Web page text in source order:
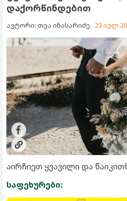
დაქორწინდებით
ავტორი: თეა ინასარიძე 23 ივლ
აირჩიეთ ყვავილი და
საფეხურები: